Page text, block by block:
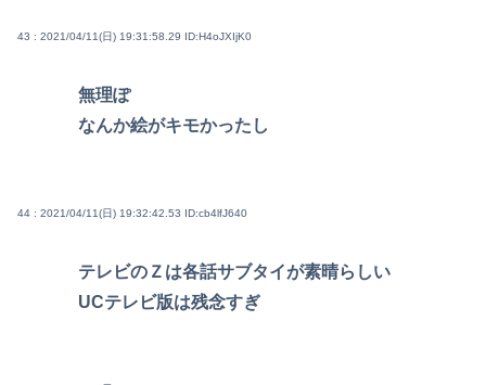
43 : 2021/04/11(日) 19:31:58.29 ID:H4oJXIjK0
無理ぽ
なんか絵がキモかったし
44 : 2021/04/11(日) 19:32:42.53 ID:cb4lfJ640
テレビのＺは各話サブタイが素晴らしい
UCテレビ版は残念すぎ